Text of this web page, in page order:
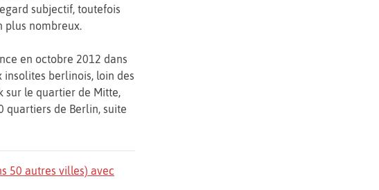
subjectif, toutefois
plus nombreux.
en octobre 2012 dans
insolites berlinois, loin des
sur le quartier de Mitte,
quartiers de Berlin, suite
50 autres villes) avec